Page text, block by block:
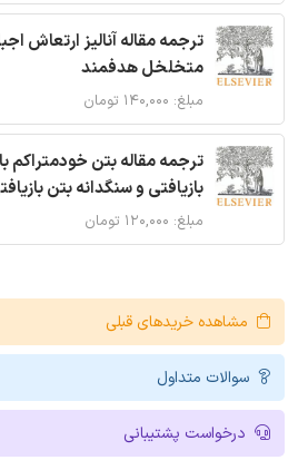
ترجمه مقاله آنالیز ارتعاش
متخلخل هدفمند
مبلغ: ۱۴۰,۰۰۰ تومان
ترجمه مقاله بتن خودمتراکم
بازیافتی و سنگدانه بتن
مبلغ: ۱۲۰,۰۰۰ تومان
مشاهده خریدهای قبلی
سوالات متداول
درخواست پشتیبانی